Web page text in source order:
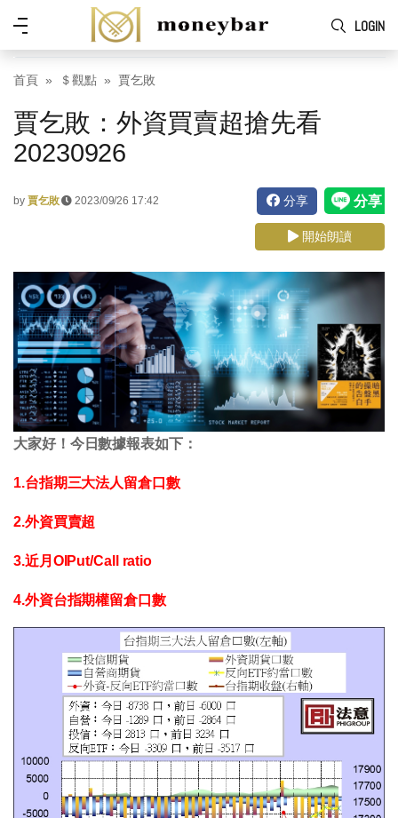
Skip to main content
LOGIN
功
能
表
首頁 ＄觀點 賈乞敗
賈乞敗：外資買賣超搶先看
20230926
by 賈乞敗 2023/09/26 17:42 分享
開始朗讀
大家好！今日數據報表如下：
1.台指期三大法人留倉口數
2.外資買賣超
3.近月OIPut/Call ratio
4.外資台指期權留倉口數